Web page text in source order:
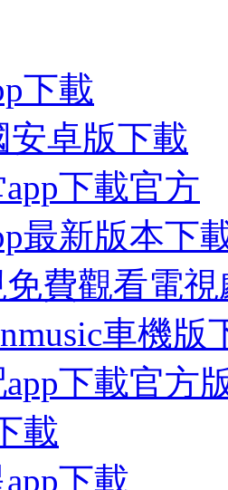
下載
安卓版下載
下載官方
最新版本下
費觀看電
車機版
下載官方
載
下載